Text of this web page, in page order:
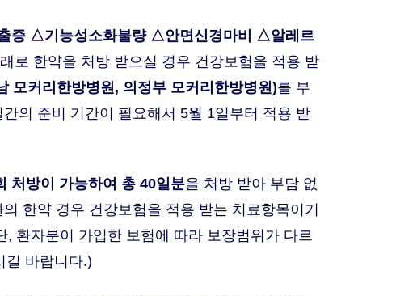
증 △기능성소화불량 △안면신경마비 △알레르
로 한약을 처방 받으실 경우 건강보험을 적용 받
모커리한방병원, 의정부 모커리한방병원)를 부
의 준비 기간이 필요해서 5월 1일부터 적용 받
처방이 가능하여 총 40일분을 처방 받아 부담 없
한약 경우 건강보험을 적용 받는 치료항목이기
, 환자분이 가입한 보험에 따라 보장범위가 다르
길 바랍니다.)